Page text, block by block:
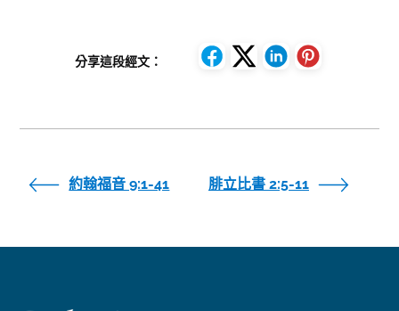
分享這段經文：
約翰福音 9:1-41 腓立比書 2:5-11